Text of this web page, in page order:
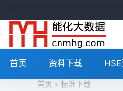
首页 资料下载
首页 > 标准下载